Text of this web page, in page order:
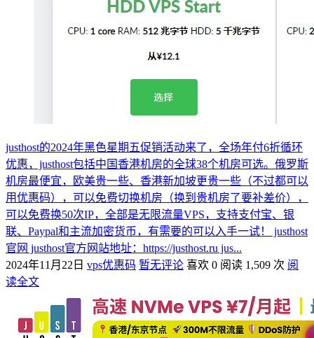
justhost的2024年黑色星期五促销活动来了，全场年付6折循环
优惠，justhost包括中国香港机房的全球38个机房可选。俄罗斯
机房最便宜，欧美贵一些、香港新加坡更贵一些（不过都可以
用优惠码），可以免费切换机房（换到贵机房了要补差价），
可以免费换50次IP，全部是无限流量VPS，支持支付宝、银
联、Paypal和主流加密货币，有需要的可以入手一试！ justhost
官网 justhost官方网站地址：https://justhost.ru jus...
2024年11月22日 vps优惠码 暂无评论 喜欢 0 阅读 1,509 次 阅
读全文